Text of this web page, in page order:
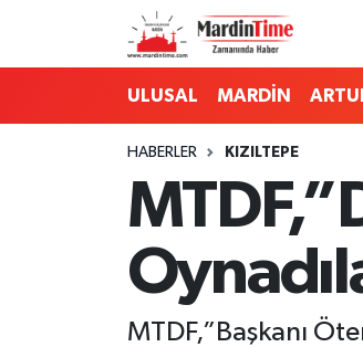
ULUSAL MARDİN
HABERLER KIZILTEPE
MTDF,”Başkanı
Mardin Nöbetçi Eczaneler
Mardin Namaz Vakitleri
Mardin Trafik Yoğunluk Haritası
Süper Lig Puan Durumu ve Fikstür